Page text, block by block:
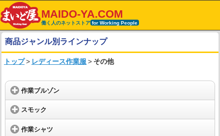
MAIDO-YA.COM
働く人のネットストア for Working People
商品ジャンル別ラインナップ
トップ> レディース作業服 > その他
作業ブルゾン
スモック
作業シャツ